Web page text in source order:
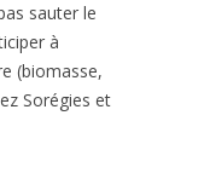
sauter le
à
(biomasse,
Sorégies et